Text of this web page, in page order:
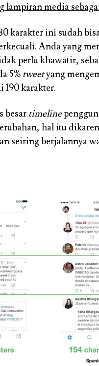
lampiran media
karakter ini sudah
Anda yang
perlu khawatir,
5% tweetyang
190 karakter.
besar timeline
hal itu
seiring berjalannya